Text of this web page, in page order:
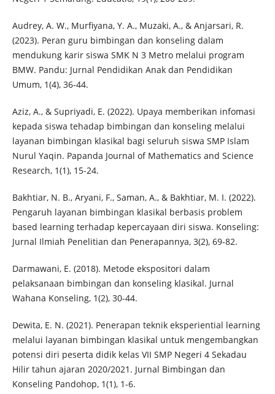
Audrey, A. W., Murfiyana, Y. A., Muzaki, A., & Anjarsari, R.
(2023). Peran guru bimbingan dan konseling dalam
mendukung karir siswa SMK N 3 Metro melalui program
BMW. Pandu: Jurnal Pendidikan Anak dan Pendidikan
Umum, 1(4), 36-44.
Aziz, A., & Supriyadi, E. (2022). Upaya memberikan infomasi
kepada siswa tehadap bimbingan dan konseling melalui
layanan bimbingan klasikal bagi seluruh siswa SMP Islam
Nurul Yaqin. Papanda Journal of Mathematics and Science
Research, 1(1), 15-24.
Bakhtiar, N. B., Aryani, F., Saman, A., & Bakhtiar, M. I. (2022).
Pengaruh layanan bimbingan klasikal berbasis problem
based learning terhadap kepercayaan diri siswa. Konseling:
Jurnal Ilmiah Penelitian dan Penerapannya, 3(2), 69-82.
Darmawani, E. (2018). Metode ekspositori dalam
pelaksanaan bimbingan dan konseling klasikal. Jurnal
Wahana Konseling, 1(2), 30-44.
Dewita, E. N. (2021). Penerapan teknik eksperiential learning
melalui layanan bimbingan klasikal untuk mengembangkan
potensi diri peserta didik kelas VII SMP Negeri 4 Sekadau
Hilir tahun ajaran 2020/2021. Jurnal Bimbingan dan
Konseling Pandohop, 1(1), 1-6.